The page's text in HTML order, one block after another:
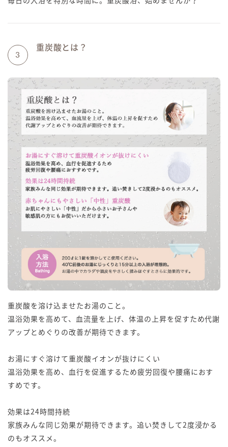
3
重炭酸とは？
重炭酸を溶け込ませたお湯のこと。
温浴効果を高めて、血流量を上げ、体温の上昇を促すため代謝
アップとめぐりの改善が期待できます。
お湯にすぐ溶けて重炭酸イオンが抜けにくい
温浴効果を高め、血行を促進するため疲労回復や腰痛におす
すめです。
効果は24時間持続
家族みんな同じ効果が期待できます。追い焚きして2度浸かる
のもオススメ。